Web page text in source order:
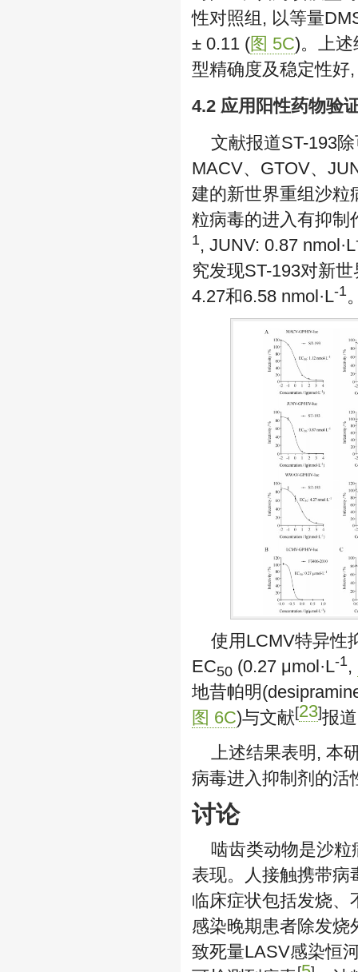
性对照组, 以等量
± 0.11 (图 5C)。上述
型精确度及稳定性好
4.2 应用阳性药物验
文献报道ST-193
MACV、GTOV、
建的新世界重组沙粒
粒病毒的进入有抑制
1, JUNV: 0.87 nmol·L
究发现ST-193对新
4.27和6.58 nmol·L-1
使用LCMV特异性
EC50 (0.27 μmol·L-1,
地昔帕明
图 6C)与文献[23]报
上述结果表明, 本
病毒进入抑制剂的活
讨论
啮齿类动物是沙
表现。人接触携带病
临床症状包括发烧、
感染晚期患者除发烧
致死量LASV感染恒